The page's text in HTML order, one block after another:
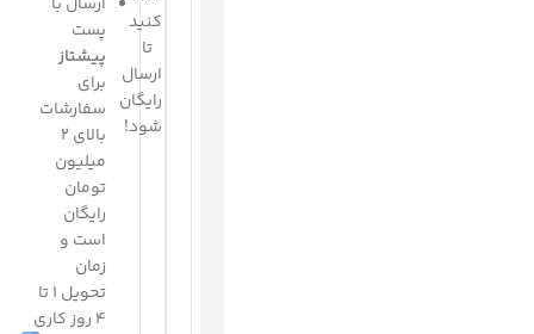
کنید
تا
ارسال
رایگان
شود!
پست
پیشتاز
برای
سفارشات
بالای 2
میلیون
تومان
رایگان
است و
زمان
تحویل 1 تا
4 روز کاری